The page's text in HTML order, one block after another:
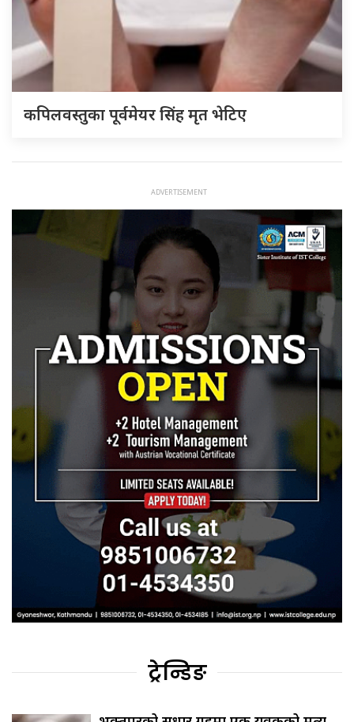
कपिलवस्तुका पूर्वमेयर सिंह मृत भेटिए
ट्रेन्डिङ